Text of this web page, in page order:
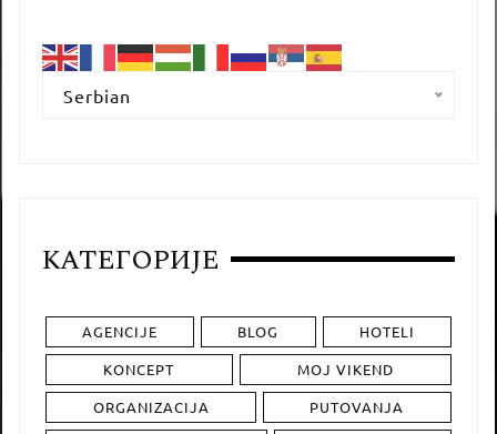
Serbian
КАТЕГОРИЈЕ
AGENCIJE BLOG
HOTELI
KONCEPT
MOJ VIKEND
ORGANIZACIJA
PUTOVANJA